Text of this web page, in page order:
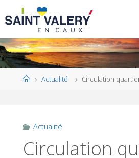
HomeActualité Circulation
Actualité
Circulation